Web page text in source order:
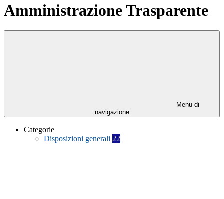
Amministrazione Trasparente
Menu di
navigazione
Categorie
Disposizioni generali 22